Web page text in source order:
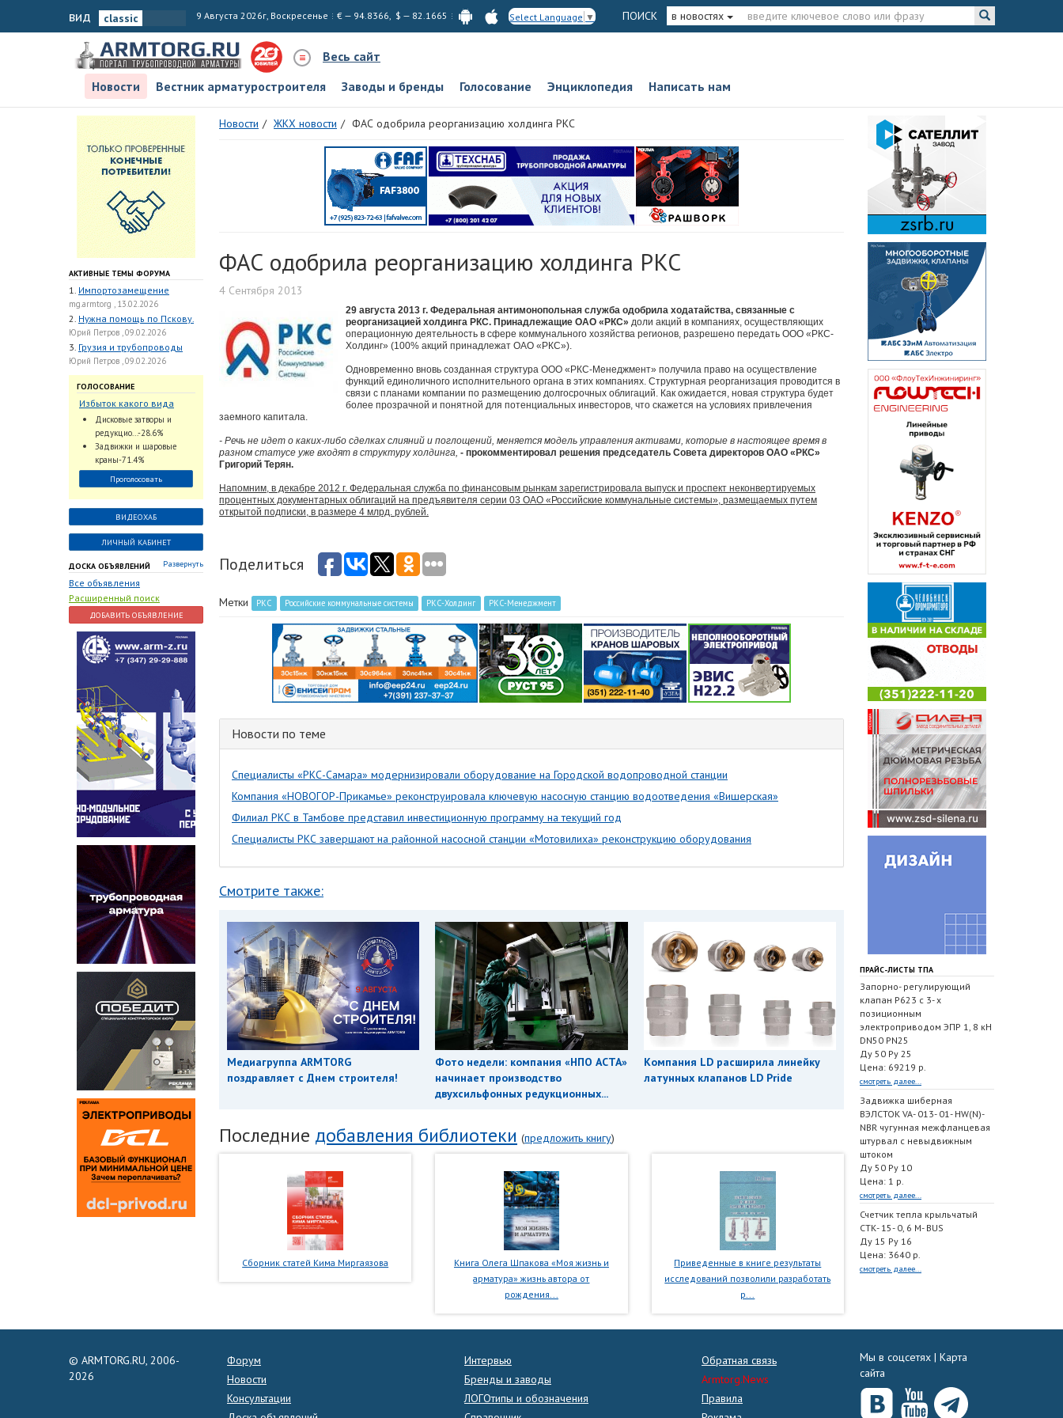
вид 9 Августа 2026г, Воскресенье € — 94.8366, $ — 82.1665 Select Language ▼ ПОИСК в новостях
Весь сайт
Новости
Вестник арматуростроителя Заводы и бренды Голосование Энциклопедия Написать нам
АКТИВНЫЕ ТЕМЫ ФОРУМА
1. Импортозамещение
mg.armtorg , 13.02.2026
2. Нужна помощь по Пскову.
Юрий Петров , 09.02.2026
3. Грузия и трубопроводы
Юрий Петров , 09.02.2026
ГОЛОСОВАНИЕ
Избыток какого вида
трубопроводной
арматуры наблюдается
на Российском рынке с
2024 по 2026 годы?
Дисковые затворы и
редукцио...-28.6%
Задвижки и шаровые
краны-71.4%
Проголосовать
ВИДЕОХАБ
ЛИЧНЫЙ КАБИНЕТ
ДОСКА ОБЪЯВЛЕНИЙ Развернуть
Все объявления
Расширенный поиск
ДОБАВИТЬ ОБЪЯВЛЕНИЕ
Новости ЖКХ новости ФАС одобрила реорганизацию холдинга РКС
ФАС одобрила реорганизацию холдинга РКС
4 Сентября 2013
29 августа 2013 г. Федеральная антимонопольная служба одобрила ходатайства, связанные с
реорганизацией холдинга РКС. Принадлежащие ОАО «РКС» доли акций в компаниях, осуществляющих
операционную деятельность в сфере коммунального хозяйства регионов, разрешено передать ООО «РКС-
Холдинг» (100% акций принадлежат ОАО «РКС»).
Одновременно вновь созданная структура ООО «РКС-Менеджмент» получила право на осуществление
функций единоличного исполнительного органа в этих компаниях. Структурная реорганизация проводится в
связи с планами компании по размещению долгосрочных облигаций. Как ожидается, новая структура будет
более прозрачной и понятной для потенциальных инвесторов, что скажется на условиях привлечения
заемного капитала.
- Речь не идет о каких-либо сделках слияний и поглощений, меняется модель управления активами, которые в настоящее время в
разном статусе уже входят в структуру холдинга, - прокомментировал решения председатель Совета директоров ОАО «РКС»
Григорий Терян.
Напомним, в декабре 2012 г. Федеральная служба по финансовым рынкам зарегистрировала выпуск и проспект неконвертируемых
процентных документарных облигаций на предъявителя серии 03 ОАО «Российские коммунальные системы», размещаемых путем
открытой подписки, в размере 4 млрд. рублей.
Поделиться
Метки РКС Российские коммунальные системы РКС-Холдинг РКС-Менеджмент
Новости по теме
Специалисты «РКС-Самара» модернизировали оборудование на Городской водопроводной станции
Компания «НОВОГОР-Прикамье» реконструировала ключевую насосную станцию водоотведения «Вишерская»
Филиал РКС в Тамбове представил инвестиционную программу на текущий год
Специалисты РКС завершают на районной насосной станции «Мотовилиха» реконструкцию оборудования
Смотрите также:
Медиагруппа ARMTORG
поздравляет с Днем строителя!
Фото недели: компания «НПО АСТА»
начинает производство
двухсильфонных редукционных...
Компания LD расширила линейку
латунных клапанов LD Pride
Последние добавления библиотеки (предложить книгу)
Сборник статей Кима Миргаязова
Книга Олега Шпакова «Моя жизнь и
арматура» жизнь автора от
рождения...
Приведенные в книге результаты
исследований позволили разработать
р...
ПРАЙС-ЛИСТЫ ТПА
Запорно- регулирующий
клапан Р623 с 3- х
позиционным
электроприводом ЭПР 1, 8 кН
DN50 PN25
Ду 50 Ру 25
Цена: 69219 р.
смотреть далее...
Задвижка шиберная
ВЭЛСТОК VA- 013- 01- HW(N)-
NBR чугунная межфланцевая
штурвал с невыдвижным
штоком
Ду 50 Ру 10
Цена: 1 р.
смотреть далее...
Счетчик тепла крыльчатый
СТК- 15- 0, 6 M- BUS
Ду 15 Ру 16
Цена: 3640 р.
смотреть далее...
© ARMTORG.RU, 2006-
2026
Форум
Новости
Консультации
Интервью
Бренды и заводы
ЛОГОтипы и обозначения
Обратная связь
Armtorg.News
Правила
Мы в соцсетях | Карта
сайта